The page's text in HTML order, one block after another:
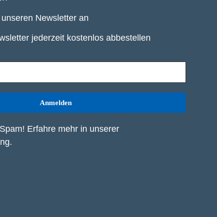
Newsletter an
jederzeit kostenlos abbestellen
Erfahre mehr in unserer
.